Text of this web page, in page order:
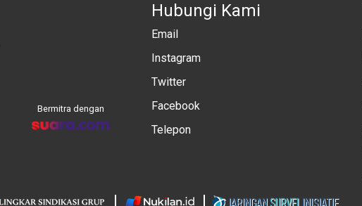
Bermitra dengan
Hubungi Kami
Email
Instagram
Twitter
Facebook
Telepon